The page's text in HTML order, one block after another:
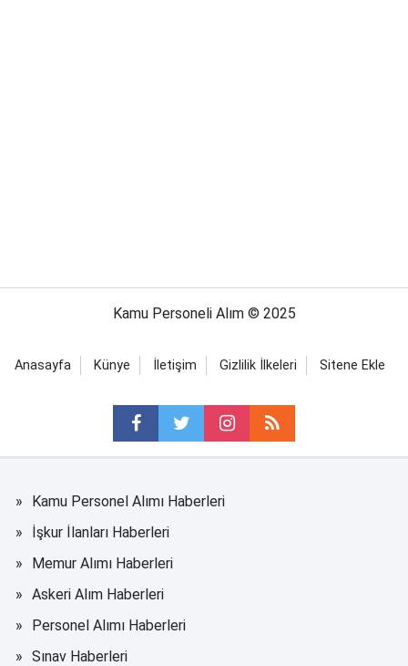
Kamu Personeli Alım © 2025
Anasayfa Künye İletişim Gizlilik İlkeleri Sitene Ekle
Kamu Personel Alımı Haberleri
İşkur İlanları Haberleri
Memur Alımı Haberleri
Askeri Alım Haberleri
Personel Alımı Haberleri
Sınav Haberleri